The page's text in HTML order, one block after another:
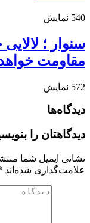
540 نمایش
سنوار ؛
مقاومت
572 نمایش
دیدگاه‌ها
دیدگاهتان را
نشانی ایمیل شما
علامت‌گذاری شده‌اند